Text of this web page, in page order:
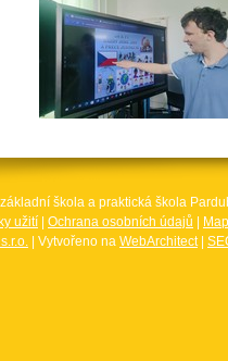
škola a praktická škola
užití Ochrana osobních údajů
| Vytvořeno na WebArchitect|